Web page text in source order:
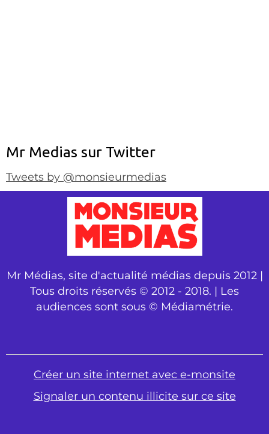
Mr Medias sur Twitter
Tweets by @monsieurmedias
Mr Médias, site d'actualité médias depuis 2012 |
Tous droits réservés © 2012 - 2018. | Les
audiences sont sous © Médiamétrie.
Créer un site internet avec e-monsite
Signaler un contenu illicite sur ce site